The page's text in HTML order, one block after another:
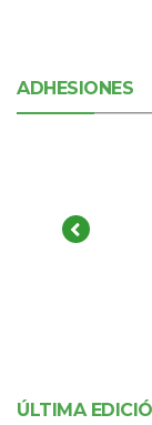
ADHESIONES
ÚLTIMA